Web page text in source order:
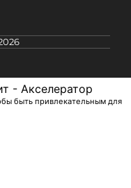
- Акселератор
быть привлекательным для